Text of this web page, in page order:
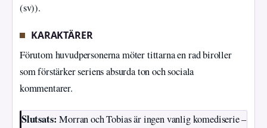
(sv)).
KARAKTÄRER
Förutom huvudpersonerna möter tittarna en rad biroller
som förstärker seriens absurda ton och sociala
kommentarer.
Slutsats: Morran och Tobias är ingen vanlig komediserie –